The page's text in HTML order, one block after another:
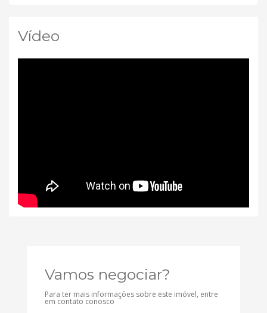
Vídeo
Vamos negociar?
Para ter mais informações sobre este imóvel, entre
em contato conosco